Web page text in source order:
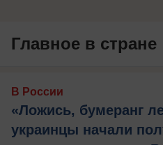
Главное в стране
В России
«Ложись, бумеранг
украинцы начали